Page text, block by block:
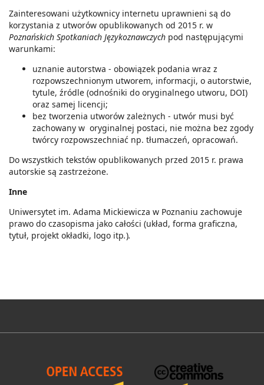
Zainteresowani użytkownicy internetu uprawnieni są do
korzystania z utworów opublikowanych od 2015 r. w
Poznańskich Spotkaniach Językoznawczych pod następującymi
warunkami:
uznanie autorstwa - obowiązek podania wraz z
rozpowszechnionym utworem, informacji, o autorstwie,
tytule, źródle (odnośniki do oryginalnego utworu, DOI)
oraz samej licencji;
bez tworzenia utworów zależnych - utwór musi być
zachowany w oryginalnej postaci, nie można bez zgody
twórcy rozpowszechniać np. tłumaczeń, opracowań.
Do wszystkich tekstów opublikowanych przed 2015 r. prawa
autorskie są zastrzeżone.
Inne
Uniwersytet im. Adama Mickiewicza w Poznaniu zachowuje
prawo do czasopisma jako całości (układ, forma graficzna,
tytuł, projekt okładki, logo itp.).